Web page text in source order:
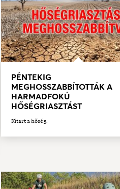
PÉNTEKIG
MEGHOSSZABBÍTOTTÁK A
HARMADFOKÚ
HŐSÉGRIASZTÁST
Kitart a hőség.